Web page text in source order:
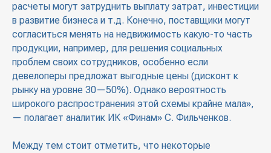
расчеты могут затруднить выплату затрат, инвестиции
в развитие бизнеса и т.д. Конечно, поставщики могут
согласиться менять на недвижимость какую-то часть
продукции, например, для решения социальных
проблем своих сотрудников, особенно если
девелоперы предложат выгодные цены (дисконт к
рынку на уровне 30—50%). Однако вероятность
широкого распространения этой схемы крайне мала»,
— полагает аналитик ИК «Финам» С. Фильченков.
Между тем стоит отметить, что некоторые